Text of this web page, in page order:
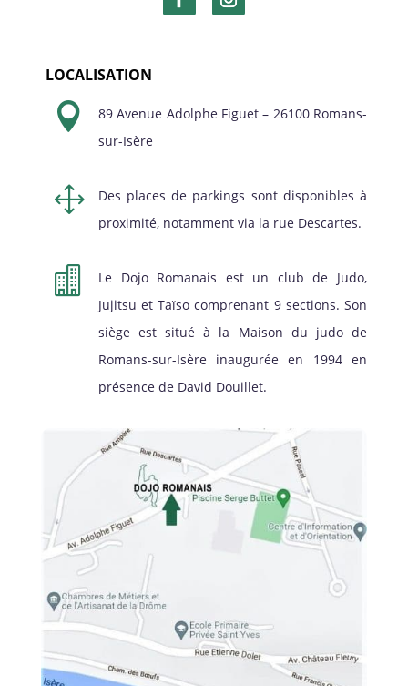
LOCALISATION

89 Avenue Adolphe Figuet – 26100 Romans-
sur-Isère
1
Des places de parkings sont disponibles à
proximité, notamment via la rue Descartes.

Le Dojo Romanais est un club de Judo,
Jujitsu et Taïso comprenant 9 sections. Son
siège est situé à la Maison du judo de
Romans-sur-Isère inaugurée en 1994 en
présence de David Douillet.